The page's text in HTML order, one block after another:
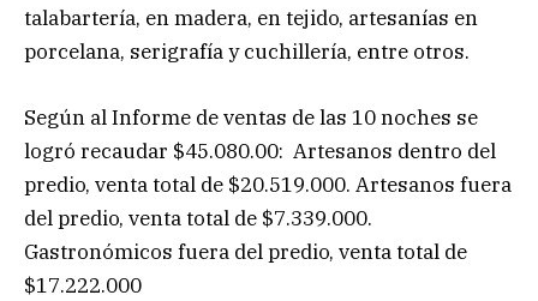
talabartería, en madera, en tejido, artesanías en
porcelana, serigrafía y cuchillería, entre otros.
Según al Informe de ventas de las 10 noches se
logró recaudar $45.080.00: Artesanos dentro del
predio, venta total de $20.519.000. Artesanos fuera
del predio, venta total de $7.339.000.
Gastronómicos fuera del predio, venta total de
$17.222.000